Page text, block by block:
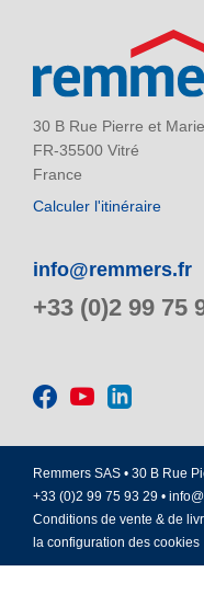
30 B Rue Pierre et
FR-35500 Vitré
France
Calculer l'itinéraire
info@remmers.fr
+33 (0)2 99 75
Remmers SAS • 30 B Rue
+33 (0)2 99 75 93 29 •
Conditions de vente & de
la configuration des cookies